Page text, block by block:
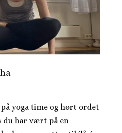
yoga time og hørt ordet
du har vært på en